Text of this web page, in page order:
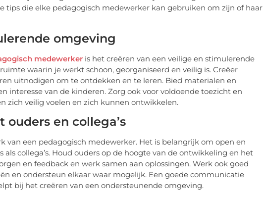
tips die elke pedagogisch medewerker kan gebruiken om zijn of haar
omgeving
medewerker is het creëren van een veilige en stimulerende
waarin je werkt schoon, georganiseerd en veilig is. Creëer
uitnodigen om te ontdekken en te leren. Bied materialen en
interesse van de kinderen. Zorg ook voor voldoende toezicht en
zich veilig voelen en zich kunnen ontwikkelen.
en collega’s
van een pedagogisch medewerker. Het is belangrijk om open en
collega’s. Houd ouders op de hoogte van de ontwikkeling en het
en feedback en werk samen aan oplossingen. Werk ook goed
en ondersteun elkaar waar mogelijk. Een goede communicatie
bij het creëren van een ondersteunende omgeving.